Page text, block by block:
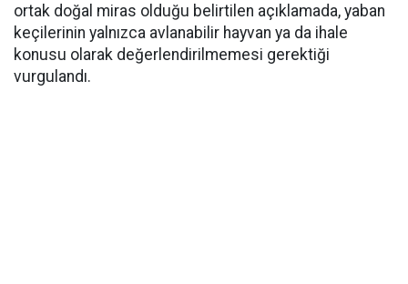
ortak doğal miras olduğu belirtilen açıklamada, yaban
keçilerinin yalnızca avlanabilir hayvan ya da ihale
konusu olarak değerlendirilmemesi gerektiği
vurgulandı.